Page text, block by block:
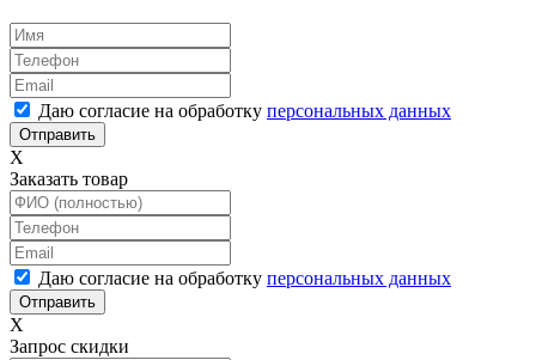
Даю согласие на обработку персональных данных
X
Заказать товар
Даю согласие на обработку персональных данных
X
Запрос скидки